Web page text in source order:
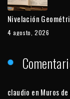
Nivelación
4 agosto, 2026
claudio en Muros